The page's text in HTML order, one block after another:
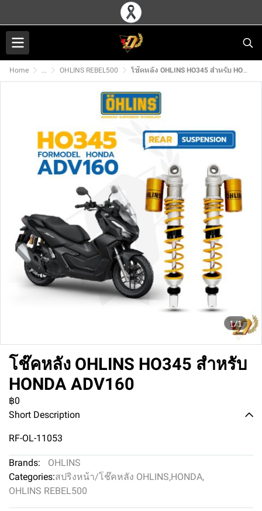
Home ... OHLINS REBEL500 โช๊คหลัง OHLINS HO345 สำหรับ HONDA ADV160
1/1
โช๊คหลัง OHLINS HO345 สำหรับ
HONDA ADV160
฿0
Short Description
RF-OL-11053
Brands:
OHLINS
Categories:สปริงหน้า/โช๊คหลัง OHLINS,HONDA,
OHLINS REBEL500